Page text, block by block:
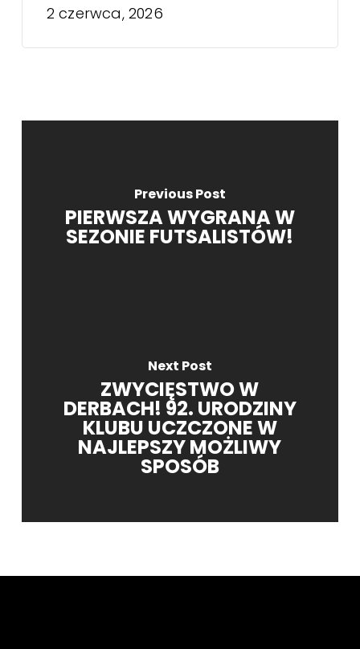
2 czerwca, 2026
Previous Post
PIERWSZA WYGRANA W
SEZONIE FUTSALISTÓW!
Next Post
ZWYCIĘSTWO W
DERBACH! 92. URODZINY
KLUBU UCZCZONE W
NAJLEPSZY MOŻLIWY
SPOSÓB